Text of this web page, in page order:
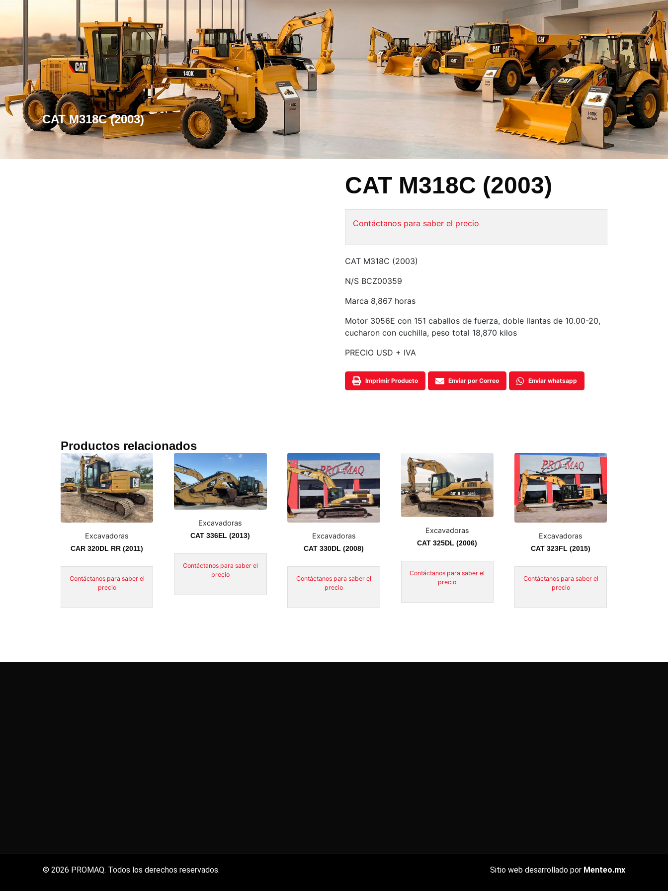
CAT M318C (2003)
CAT M318C (2003)
Contáctanos para saber el precio
CAT M318C (2003)
N/S BCZ00359
Marca 8,867 horas
Motor 3056E con 151 caballos de fuerza, doble llantas de 10.00-20,
cucharon con cuchilla, peso total 18,870 kilos
PRECIO USD + IVA
Imprimir Producto Enviar por Correo Enviar whatsapp
Productos relacionados
Excavadoras
CAR 320DL RR (2011)
Contáctanos para saber el
precio
Excavadoras
CAT 336EL (2013)
Contáctanos para saber el
precio
Excavadoras
CAT 330DL (2008)
Contáctanos para saber el
precio
Excavadoras
CAT 325DL (2006)
Contáctanos para saber el
precio
Excavadoras
CAT 323FL (2015)
Contáctanos para saber el
precio
© 2026 PROMAQ. Todos los derechos reservados. Sitio web desarrollado por Menteo.mx